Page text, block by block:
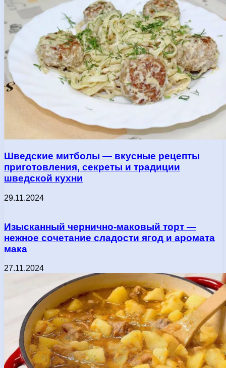
Шведские митболы — вкусные рецепты
приготовления, секреты и традиции
шведской кухни
29.11.2024
Изысканный чернично-маковый торт —
нежное сочетание сладости ягод и аромата
мака
27.11.2024